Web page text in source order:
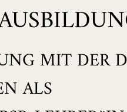
MIT DER
ALS